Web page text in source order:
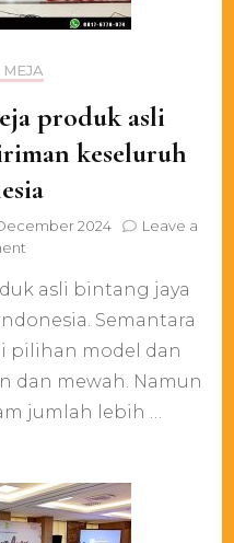
produk asli
keseluruh
2024
Leave a
on
taplak
asli
bintang
pengiriman
asli bintang jaya
Semantara
pilihan model dan
dan mewah. Namun
jumlah lebih …